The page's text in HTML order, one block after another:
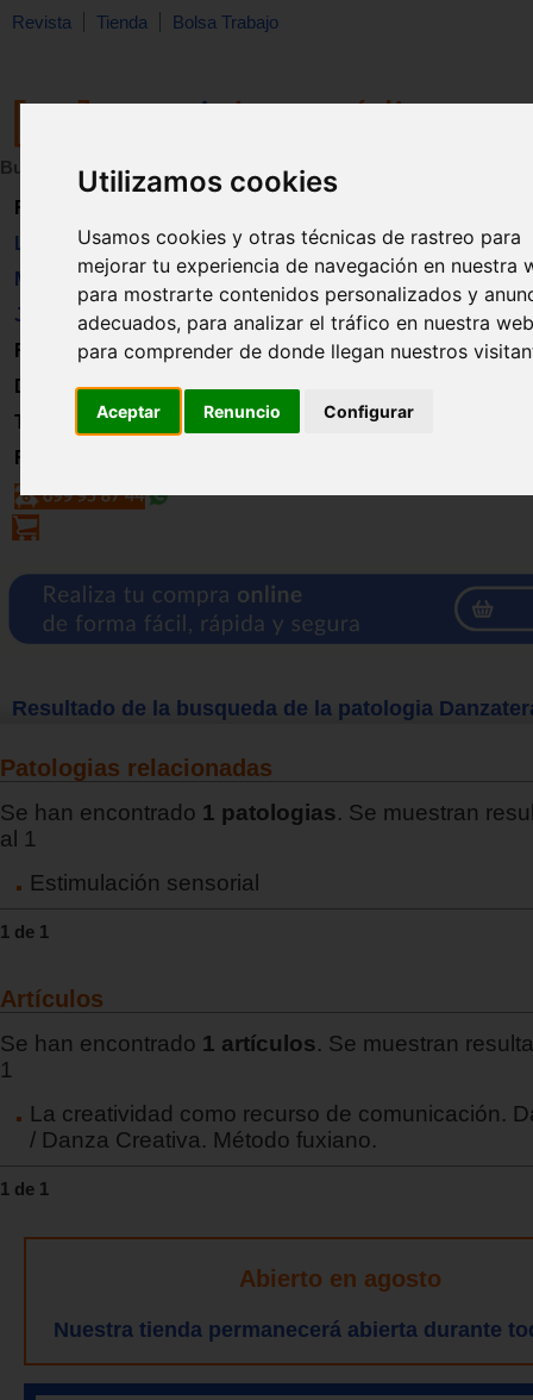
Utilizamos cookies
Usamos cookies y otras técnicas de rastreo para
mejorar tu experiencia de navegación en nuestra
para mostrarte contenidos personalizados y
adecuados, para analizar el tráfico en nuestra
para comprender de donde llegan nuestros
Aceptar Renuncio Configurar
Revista Tienda Bolsa Trabajo
Buscar:
Revista
Libros
Material
Juguetes
Formación
Directorio
Trabajo
Registro
Resultado de la busqueda de la patologia
Patologias relacionadas
Se han encontrado 1 patologias. Se muestran
al 1
Estimulación sensorial
1 de 1
Artículos
Se han encontrado 1 artículos. Se muestran
1
La creatividad como recurso de comunicación.
/ Danza Creativa. Método fuxiano.
1 de 1
Abierto en agosto
Nuestra tienda permanecerá abierta durante